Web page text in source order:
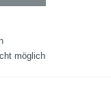
möglich